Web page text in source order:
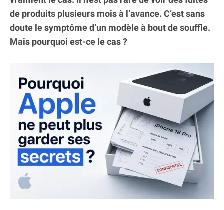
de produits plusieurs mois à l’avance. C’est sans
doute le symptôme d’un modèle à bout de souffle.
Mais pourquoi est-ce le cas ?